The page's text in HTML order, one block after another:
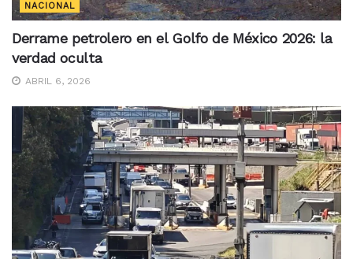
NACIONAL
Derrame petrolero en el Golfo de México 2026: la
verdad oculta
ABRIL 6, 2026